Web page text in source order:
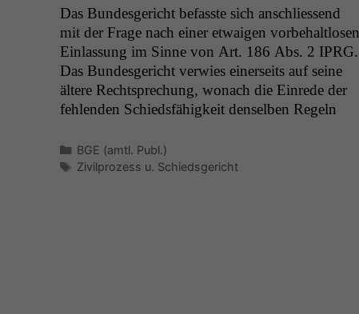
Das Bun­des­gericht befasste sich anschliessend
mit der Frage nach ein­er etwaigen vor­be­halt­losen
Ein­las­sung im Sinne von Art. 186 Abs. 2 IPRG.
Das Bun­des­gericht ver­wies ein­er­seits auf seine
ältere Recht­sprechung, wonach die Einrede der
fehlen­den Schieds­fähigkeit densel­ben Regeln
Kategorien
BGE (amtl. Publ.)
Schlagwörter
Zivilprozess u. Schiedsgericht